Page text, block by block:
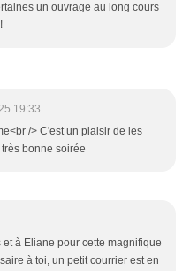
un ouvrage au long cours
19:33
/> C'est un plaisir de les
bonne soirée
à Eliane pour cette magnifique
à toi, un petit courrier est en